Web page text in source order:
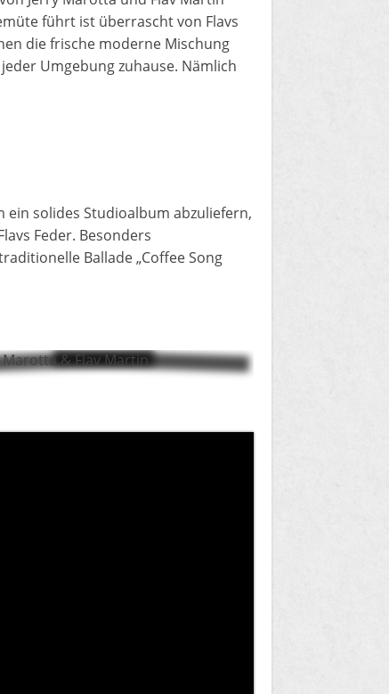
führt ist überrascht von Flavs
die frische moderne Mischung
Umgebung zuhause. Nämlich
solides Studioalbum abzuliefern,
Feder. Besonders
Ballade „Coffee Song